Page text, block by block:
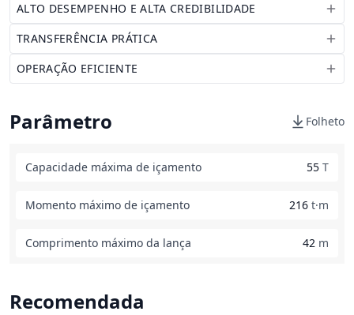
ALTO DESEMPENHO E ALTA CREDIBILIDADE
TRANSFERÊNCIA PRÁTICA
OPERAÇÃO EFICIENTE
Parâmetro Folheto
Capacidade máxima de içamento 55 T
Momento máximo de içamento 216 t·m
Comprimento máximo da lança 42 m
Recomendada